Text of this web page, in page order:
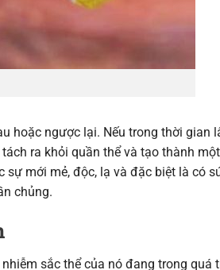
hoặc ngược lại. Nếu trong thời gian
ra khỏi quần thể và tạo thành
mới mẻ, độc, lạ và đặc biệt là có
chủng.
sắc thể của nó đang trong quá